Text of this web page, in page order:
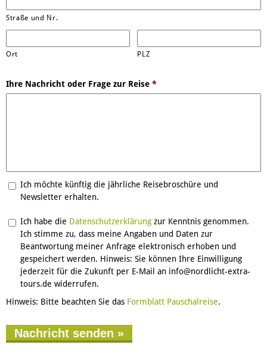
Straße und Nr.
Ort PLZ
Ihre Nachricht oder Frage zur Reise *
Ich möchte künftig die jährliche Reisebroschüre und
Newsletter erhalten.
Einwilligung *
Ich habe die Datenschutzerklärung zur Kenntnis genommen.
Ich stimme zu, dass meine Angaben und Daten zur
Beantwortung meiner Anfrage elektronisch erhoben und
gespeichert werden. Hinweis: Sie können Ihre Einwilligung
jederzeit für die Zukunft per E-Mail an info@nordlicht-extra-
tours.de widerrufen.
Hinweis: Bitte beachten Sie das Formblatt Pauschalreise.